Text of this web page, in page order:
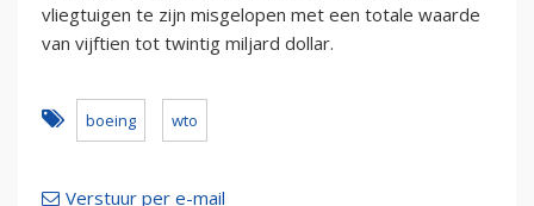
vliegtuigen te zijn misgelopen met een totale waarde
van vijftien tot twintig miljard dollar.
boeing wto
Verstuur per e-mail